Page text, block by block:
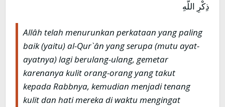
ذِكْرِ اللَّهِ
Allâh telah menurunkan perkataan yang paling
baik (yaitu) al-Qur`ân yang serupa (mutu ayat-
ayatnya) lagi berulang-ulang, gemetar
karenanya kulit orang-orang yang takut
kepada Rabbnya, kemudian menjadi tenang
kulit dan hati mereka di waktu mengingat